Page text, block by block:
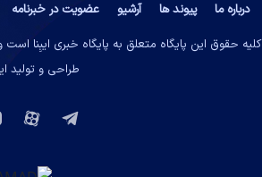
درباره ما پیوند ها آرشیو عضویت در خبرنامه
کلیه حقوق این پایگاه متعلق به پایگاه خبری ایبِنا
طراحی و تولید